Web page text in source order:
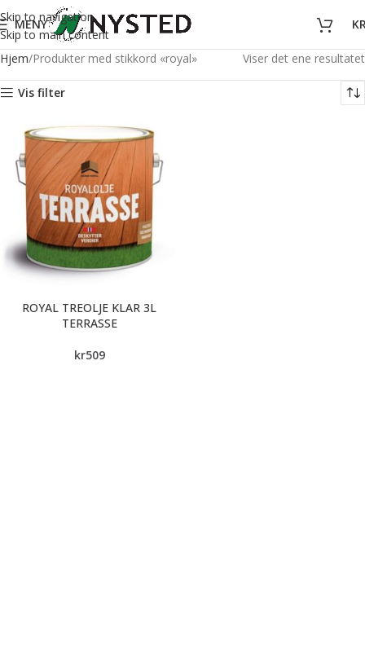
Skip to navigation
Skip to main content
MENY
Hjem Produkter med stikkord «royal» Viser det ene resultatet
Vis filter
ROYAL TREOLJE KLAR 3L
TERRASSE
kr509